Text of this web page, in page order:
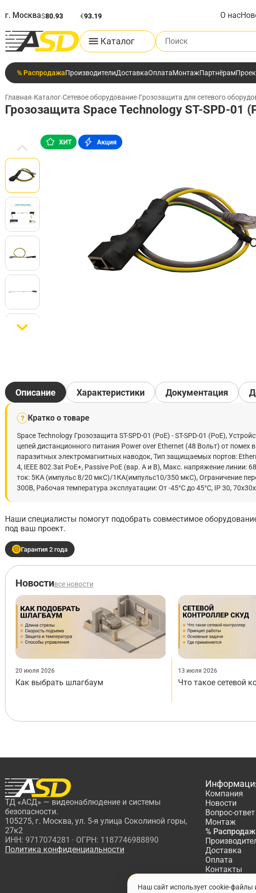
г. Москва$80.93 €93.19 О нас
Каталог
Поиск по каталогу
% РаспродажаПроизводителиДоставкаОплатаМонтажПартнёрам
Главная›Каталог›Сетевое оборудование›Грозозащита для сетевого
Грозозащита Space Technology ST-SPD-01
Описание
? Кратко о товаре
Space Technology Грозозащита ST-SPD-01 (PoE) - ST-SPD-01 (PoE),
цепей дистанционного питания Power over Ethernet (48 Вольт) от помех
паразитных электромагнитных наводок, Тип защищаемых портов:
4, IEEE 802.3at PoE+, Passive PoE (вар. А и В), Макс. напряжение
ток: 5КА (импульс 8/20 мкС)/1КА(импульс10/350 мкС), Ограничение
300В, Рабочая температура эксплуатации: От -45°C до 45°C, IP 30,
Наши специалисты помогут подобрать совместимое
под ваш проект.
Гарантия 2 года
Характеристики Документация
Новостивсе новости
20 июля 2026
Как выбрать шлагбаум
13 июля 2026
Что такое сетевой
ТД «АСД» — видеонаблюдение и системы
безопасности.
105275, г. Москва, ул. 5-я улица Соколиной горы,
27к2
ИНН: 9717074281 · ОГРН: 1187746988890
Политика конфиденциальности
Компания
Новости
Вопрос-ответ
Монтаж
%
Доставка
Оплата
Контакты
Наш сайт использует cookie-